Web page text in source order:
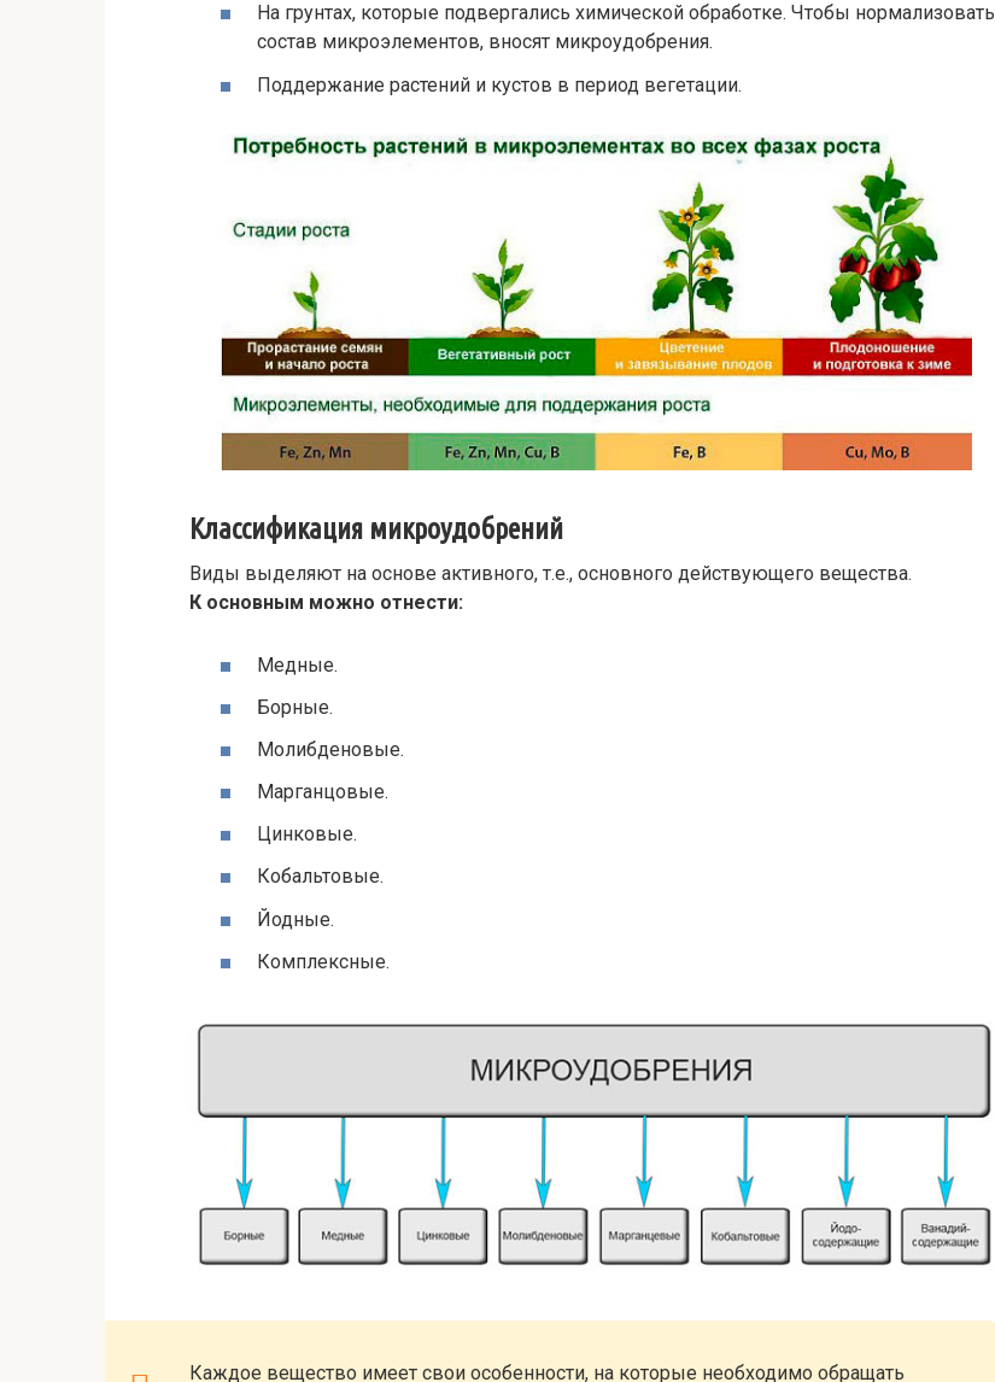
На грунтах, которые подвергались химической обработке. Чтобы нормализовать
состав микроэлементов, вносят микроудобрения.
Поддержание растений и кустов в период вегетации.
Классификация микроудобрений
Виды выделяют на основе активного, т.е., основного действующего вещества.
К основным можно отнести:
Медные.
Борные.
Молибденовые.
Марганцовые.
Цинковые.
Кобальтовые.
Йодные.
Комплексные.
Каждое вещество имеет свои особенности, на которые необходимо обращать